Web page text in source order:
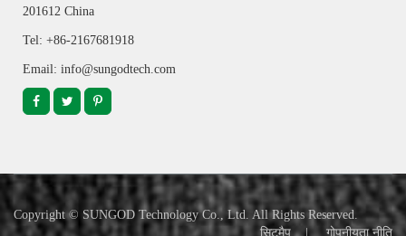
201612 China
Tel: +86-2167681918
Email: info@sungodtech.com
Copyright © SUNGOD Technology Co., Ltd. All Rights Reserved.
सिटमैप | गोपनीयता नीति